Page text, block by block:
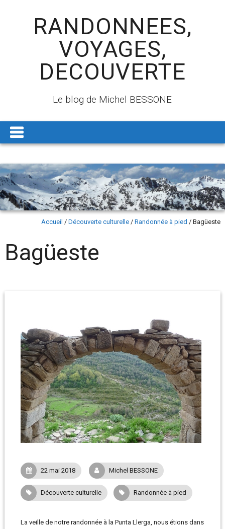
RANDONNEES,
VOYAGES,
DECOUVERTE
Le blog de Michel BESSONE
Accueil /Découverte culturelle /Randonnée à pied /Bagüeste
Bagüeste
22 mai 2018 Michel BESSONE
Découverte culturelle Randonnée à pied
La veille de notre randonnée à la Punta Llerga, nous étions dans